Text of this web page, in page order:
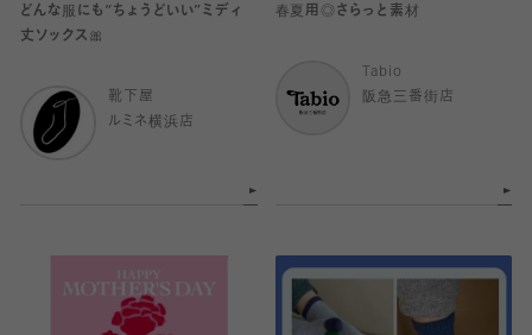
どんな服にも“ちょうどいい”ミディ
丈ソックス🎀
靴下屋
ルミネ横浜店
春夏用◎さらっと素材
Tabio
阪急三番街店